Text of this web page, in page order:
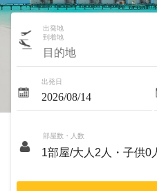
出発地
到着地
出発日
部屋数・人数